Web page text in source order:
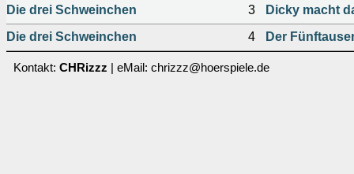
Die drei Schweinchen
3
Dicky macht
Die drei Schweinchen
4 Der
Kontakt: CHRizzz | eMail: chrizzz@hoerspiele.de